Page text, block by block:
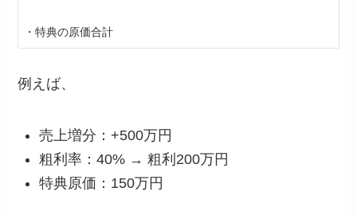
例えば、
売上増分：+500万円
粗利率：40% → 粗利200万円
特典原価：150万円